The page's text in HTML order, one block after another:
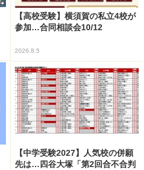
【高校受験】横須賀の私立4校が
参加…合同相談会10/12
2026.8.5
【中学受験2027】人気校の併願
先は…四谷大塚「第2回合不合判